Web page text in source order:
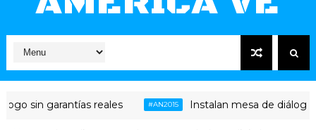
sin garantías reales #AN2015 Instalan mesa de diálogo